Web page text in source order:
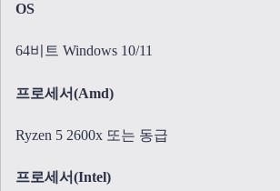
OS
64비트 Windows 10/11
프로세서(Amd)
Ryzen 5 2600x 또는 동급
프로세서(Intel)